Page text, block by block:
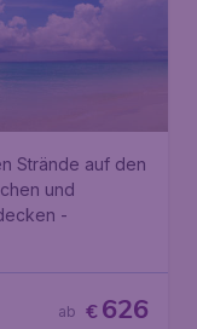
Strände auf den
und
-
€626
ab